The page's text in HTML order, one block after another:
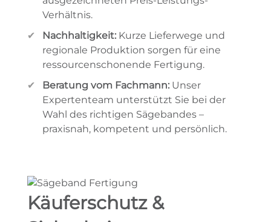
Verhältnis.
Nachhaltigkeit: Kurze Lieferwege und
regionale Produktion sorgen für eine
ressourcenschonende Fertigung.
Beratung vom Fachmann: Unser
Expertenteam unterstützt Sie bei der
Wahl des richtigen Sägebandes –
praxisnah, kompetent und persönlich.
Käuferschutz &